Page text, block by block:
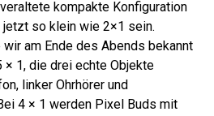
kompakte Konfiguration
so klein wie 2×1 sein.
am Ende des Abends bekannt
× 1, die drei echte Objekte
linker Ohrhörer und
4 × 1 werden Pixel Buds mit